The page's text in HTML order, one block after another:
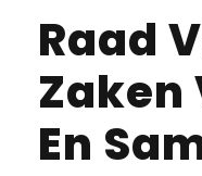
Raad
Zaken
En